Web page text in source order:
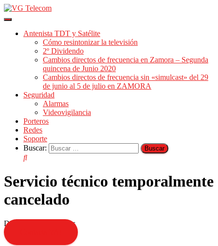
Cambiar
navegación
Antenista TDT y Satélite
Cómo resintonizar la televisión
2º Dividendo
Cambios directos de frecuencia en Zamora – Segunda
quincena de Junio 2020
Cambios directos de frecuencia sin «simulcast» del 29
de junio al 5 de julio en ZAMORA
Seguridad
Alarmas
Videovigilancia
Porteros
Redes
Soporte
Buscar:
Servicio técnico temporalmente
cancelado
Disculpen las molestias